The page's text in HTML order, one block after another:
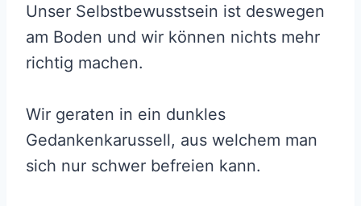
Unser Selbstbewusstsein ist deswegen
am Boden und wir können nichts mehr
richtig machen.
Wir geraten in ein dunkles
Gedankenkarussell, aus welchem man
sich nur schwer befreien kann.